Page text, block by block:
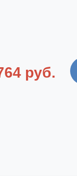
руб.